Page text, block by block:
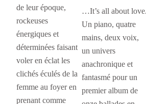
de leur époque,
rockeuses
énergiques et
déterminées faisant
voler en éclat les
clichés éculés de la
femme au foyer en
prenant comme
…It’s all about love.
Un piano, quatre
mains, deux voix,
un univers
anachronique et
fantasmé pour un
premier album de